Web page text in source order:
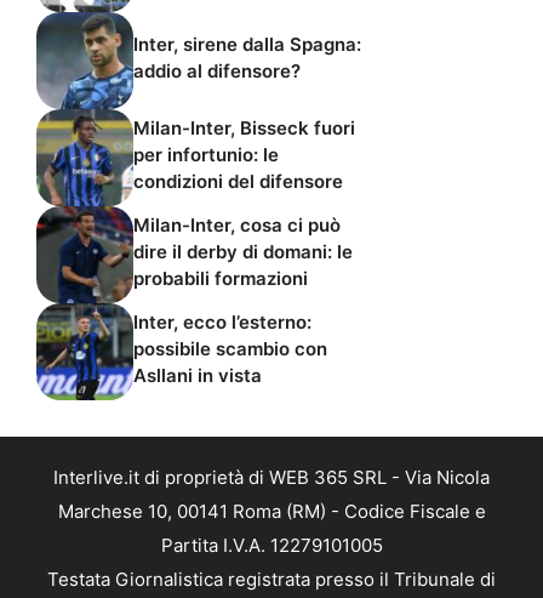
Inter, sirene dalla Spagna:
addio al difensore?
Milan-Inter, Bisseck fuori
per infortunio: le
condizioni del difensore
Milan-Inter, cosa ci può
dire il derby di domani: le
probabili formazioni
Inter, ecco l’esterno:
possibile scambio con
Asllani in vista
Interlive.it di proprietà di WEB 365 SRL - Via Nicola
Marchese 10, 00141 Roma (RM) - Codice Fiscale e
Partita I.V.A. 12279101005
Testata Giornalistica registrata presso il Tribunale di